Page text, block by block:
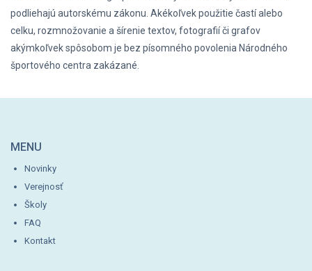
podliehajú autorskému zákonu. Akékoľvek použitie častí alebo
celku, rozmnožovanie a šírenie textov, fotografií či grafov
akýmkoľvek spôsobom je bez písomného povolenia Národného
športového centra zakázané.
MENU
Novinky
Verejnosť
Školy
FAQ
Kontakt